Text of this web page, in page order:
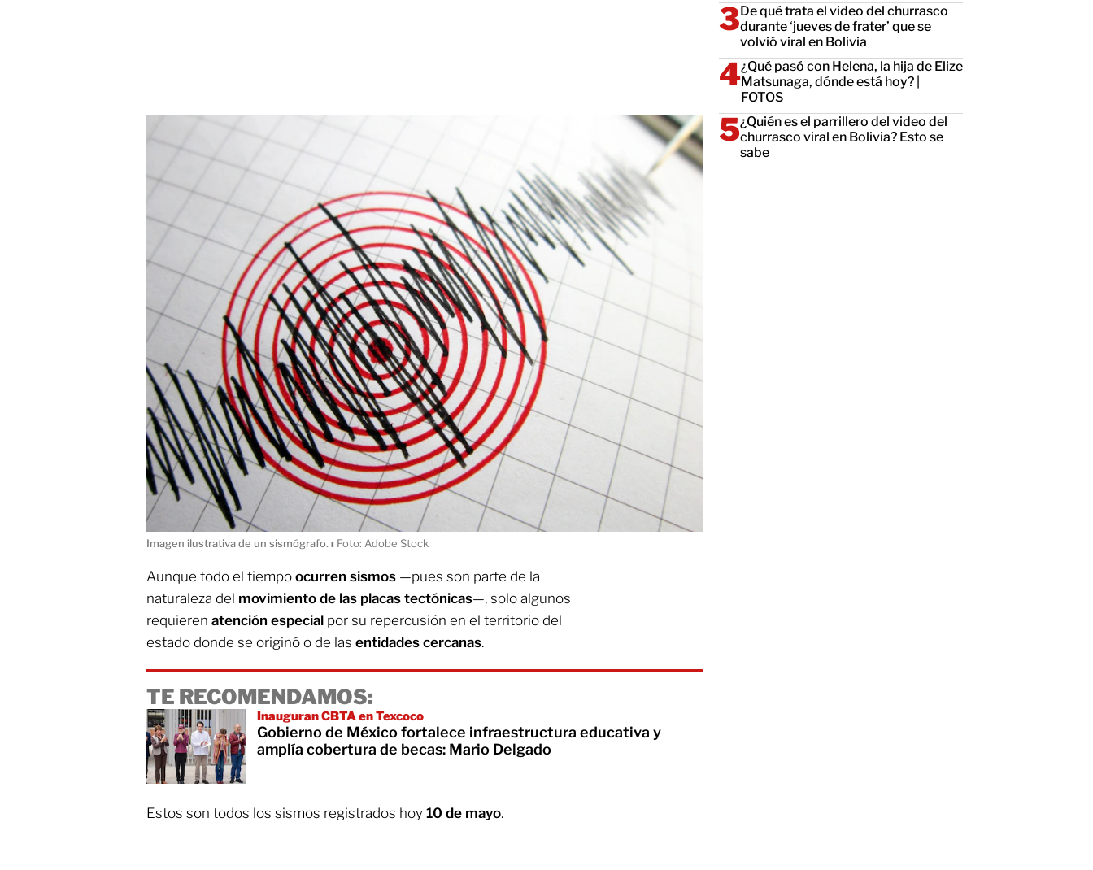
Imagen ilustrativa de un sismógrafo.ı Foto: Adobe Stock
Aunque todo el tiempo ocurren sismos —pues son parte de la
naturaleza del movimiento de las placas tectónicas—, solo algunos
requieren atención especial por su repercusión en el territorio del
estado donde se originó o de las entidades cercanas.
TE RECOMENDAMOS:
Inauguran CBTA en Texcoco
Gobierno de México fortalece infraestructura educativa y
amplía cobertura de becas: Mario Delgado
Estos son todos los sismos registrados hoy 10 de mayo.
De qué trata el video del churrasco
durante ‘jueves de frater’ que se
volvió viral en Bolivia
¿Qué pasó con Helena, la hija de Elize
Matsunaga, dónde está hoy? |
FOTOS
¿Quién es el parrillero del video del
churrasco viral en Bolivia? Esto se
sabe